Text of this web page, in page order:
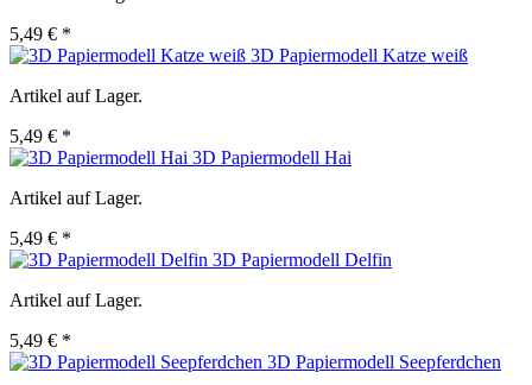
5,49 € *
3D Papiermodell Katze weiß
Artikel auf Lager.
5,49 € *
3D Papiermodell Hai
Artikel auf Lager.
5,49 € *
3D Papiermodell Delfin
Artikel auf Lager.
5,49 € *
3D Papiermodell Seepferdchen